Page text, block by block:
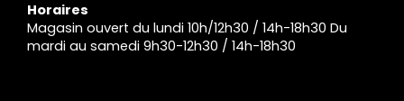
Horaires
Magasin ouvert du lundi 10h/12h30 / 14h-18h30 Du
mardi au samedi 9h30-12h30 / 14h-18h30